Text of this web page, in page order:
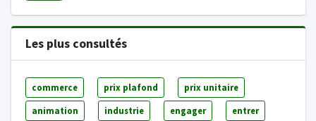
Les plus consultés
commerce prix plafond prix unitaire
animation industrie engager entrer